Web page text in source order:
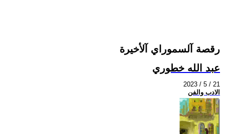
رقصة آلسموراي آلأخيرة
عبد الله خطوري
2023 / 5 / 21
الادب والفن